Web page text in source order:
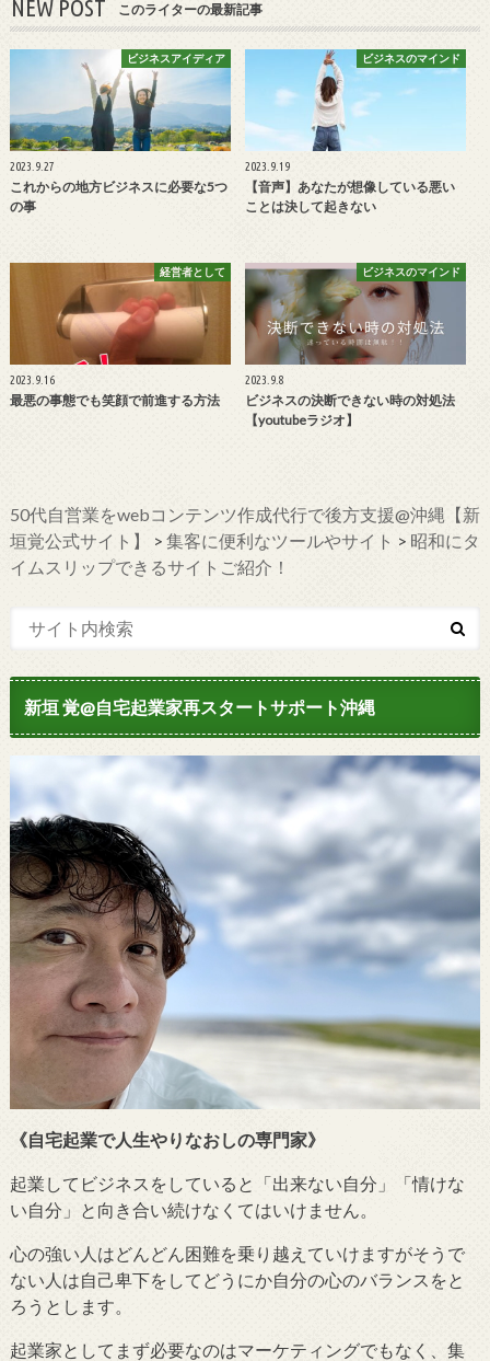
NEW POST このライターの最新記事
ビジネスアイディア
2023.9.27
これからの地方ビジネスに必要な5つ
の事
ビジネスのマインド
2023.9.19
【音声】あなたが想像している悪い
ことは決して起きない
経営者として
2023.9.16
最悪の事態でも笑顔で前進する方法
ビジネスのマインド
2023.9.8
ビジネスの決断できない時の対処法
【youtubeラジオ】
50代自営業をwebコンテンツ作成代行で後方支援@沖縄【新
垣覚公式サイト】
> 集客に便利なツールやサイト > 昭和にタ
イムスリップできるサイトご紹介！
新垣 覚@自宅起業家再スタートサポート沖縄
《自宅起業で人生やりなおしの専門家》
起業してビジネスをしていると「出来ない自分」「情けな
い自分」と向き合い続けなくてはいけません。
心の強い人はどんどん困難を乗り越えていけますがそうで
ない人は自己卑下をしてどうにか自分の心のバランスをと
ろうとします。
起業家としてまず必要なのはマーケティングでもなく、集